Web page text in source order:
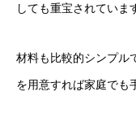
しても重宝されていま
材料も比較的シンプル
を用意すれば家庭でも